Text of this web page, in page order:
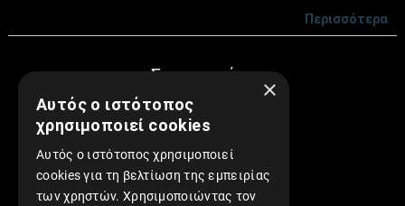
Περισσότερα
Συνεργασίες ×
Αυτός ο ιστότοπος
χρησιμοποιεί cookies
Αυτός ο ιστότοπος χρησιμοποιεί
cookies για τη βελτίωση της εμπειρίας
των χρηστών. Χρησιμοποιώντας τον